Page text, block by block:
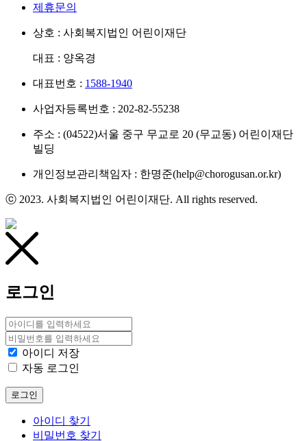
제휴문의
상호 : 사회복지법인 어린이재단
대표 : 양옥경
대표번호 : 1588-1940
사업자등록번호 : 202-82-55238
주소 : (04522)서울 중구 무교로 20 (무교동) 어린이재단
빌딩
개인정보관리책임자 : 한명준(help@chorogusan.or.kr)
ⓒ 2023. 사회복지법인 어린이재단. All rights reserved.
로그인
아이디 저장
자동 로그인
로그인
아이디 찾기
비밀번호 찾기